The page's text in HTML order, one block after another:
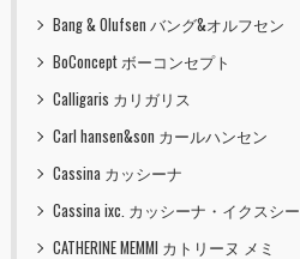
Bang & Olufsen バング&オルフセン
BoConcept ボーコンセプト
Calligaris カリガリス
Carl hansen&son カールハンセン
Cassina カッシーナ
Cassina ixc. カッシーナ・イクスシー
CATHERINE MEMMI カトリーヌ メミ